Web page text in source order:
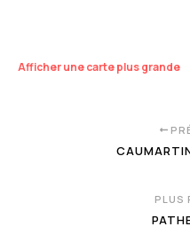
Afficher une carte plus grande
PLUS